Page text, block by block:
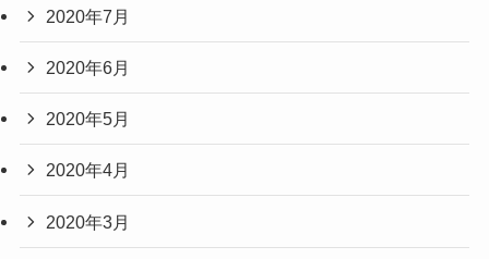
2020年7月
2020年6月
2020年5月
2020年4月
2020年3月